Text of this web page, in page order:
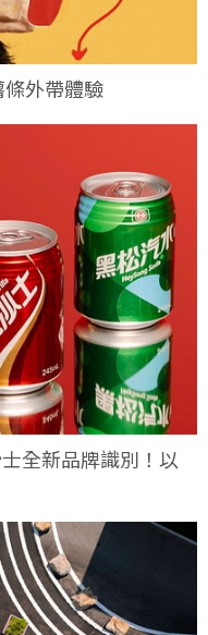
外帶體驗
全新品牌識別！以